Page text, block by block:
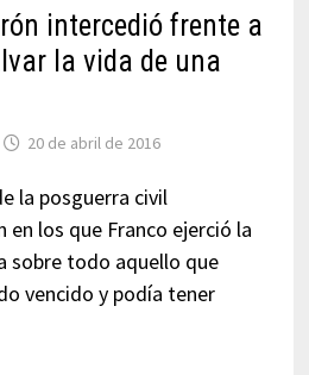
intercedió frente a
la vida de una
20 de abril de 2016
la posguerra civil
los que Franco ejerció la
sobre todo aquello que
vencido y podía tener